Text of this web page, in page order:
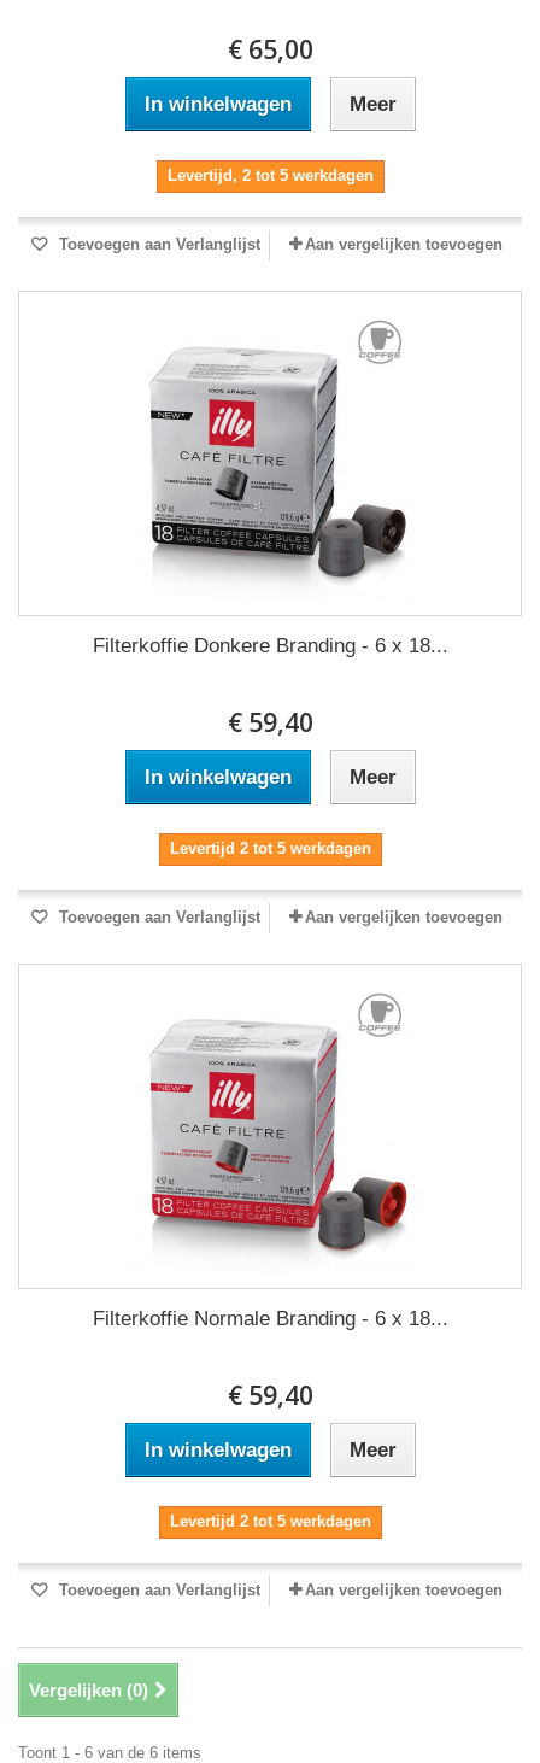
€ 65,00
In winkelwagen Meer
Levertijd, 2 tot 5 werkdagen
Toevoegen aan Verlanglijst Aan vergelijken toevoegen
Filterkoffie Donkere Branding - 6 x 18...
€ 59,40
In winkelwagen Meer
Levertijd 2 tot 5 werkdagen
Toevoegen aan Verlanglijst Aan vergelijken toevoegen
Filterkoffie Normale Branding - 6 x 18...
€ 59,40
In winkelwagen Meer
Levertijd 2 tot 5 werkdagen
Toevoegen aan Verlanglijst Aan vergelijken toevoegen
Vergelijken (0)
Toont 1 - 6 van de 6 items